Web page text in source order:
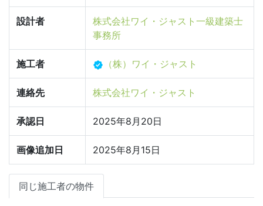
設計者
株式会社ワイ・ジャスト一級建築士
事務所
施工者 （株）ワイ・ジャスト
連絡先 株式会社ワイ・ジャスト
承認日 2025年8月20日
画像追加日 2025年8月15日
同じ施工者の物件